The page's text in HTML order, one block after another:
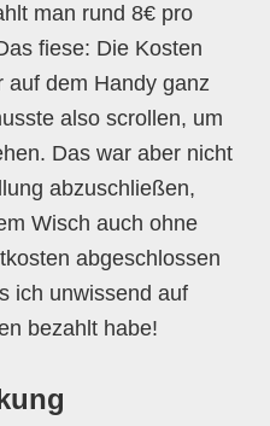
man rund 8€ pro
fiese: Die Kosten
auf dem Handy ganz
also scrollen, um
Das war aber nicht
abzuschließen,
Wisch auch ohne
abgeschlossen
ich unwissend auf
bezahlt habe!